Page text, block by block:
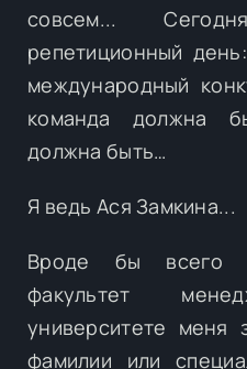
совсем...
репетиционный
международный
команда должна
должна быть…
Я ведь Ася Замкина...
Вроде бы всего
факультет
университете меня
фамилии или